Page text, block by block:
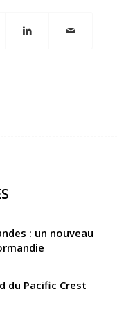
: un nouveau
du Pacific Crest